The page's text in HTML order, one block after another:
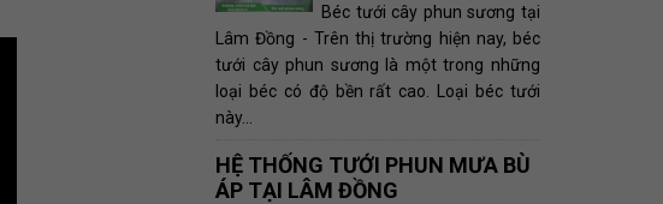
Béc tưới cây phun sương tại
Lâm Đồng - Trên thị trường hiện nay, béc
tưới cây phun sương là một trong những
loại béc có độ bền rất cao. Loại béc tưới
này...
HỆ THỐNG TƯỚI PHUN MƯA BÙ
ÁP TẠI LÂM ĐỒNG